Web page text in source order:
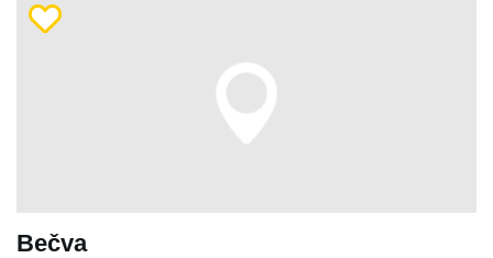
Bečva